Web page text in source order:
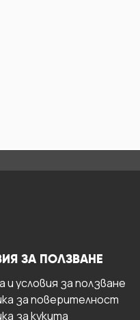
ЗА ПОЛЗВАНЕ
и условия за ползване
за поверителност
за кукита